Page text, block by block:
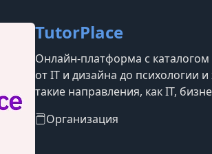
TutorPlace
Онлайн-платформа с
от IT и дизайна до психологии
такие направления, как IT,
Организация